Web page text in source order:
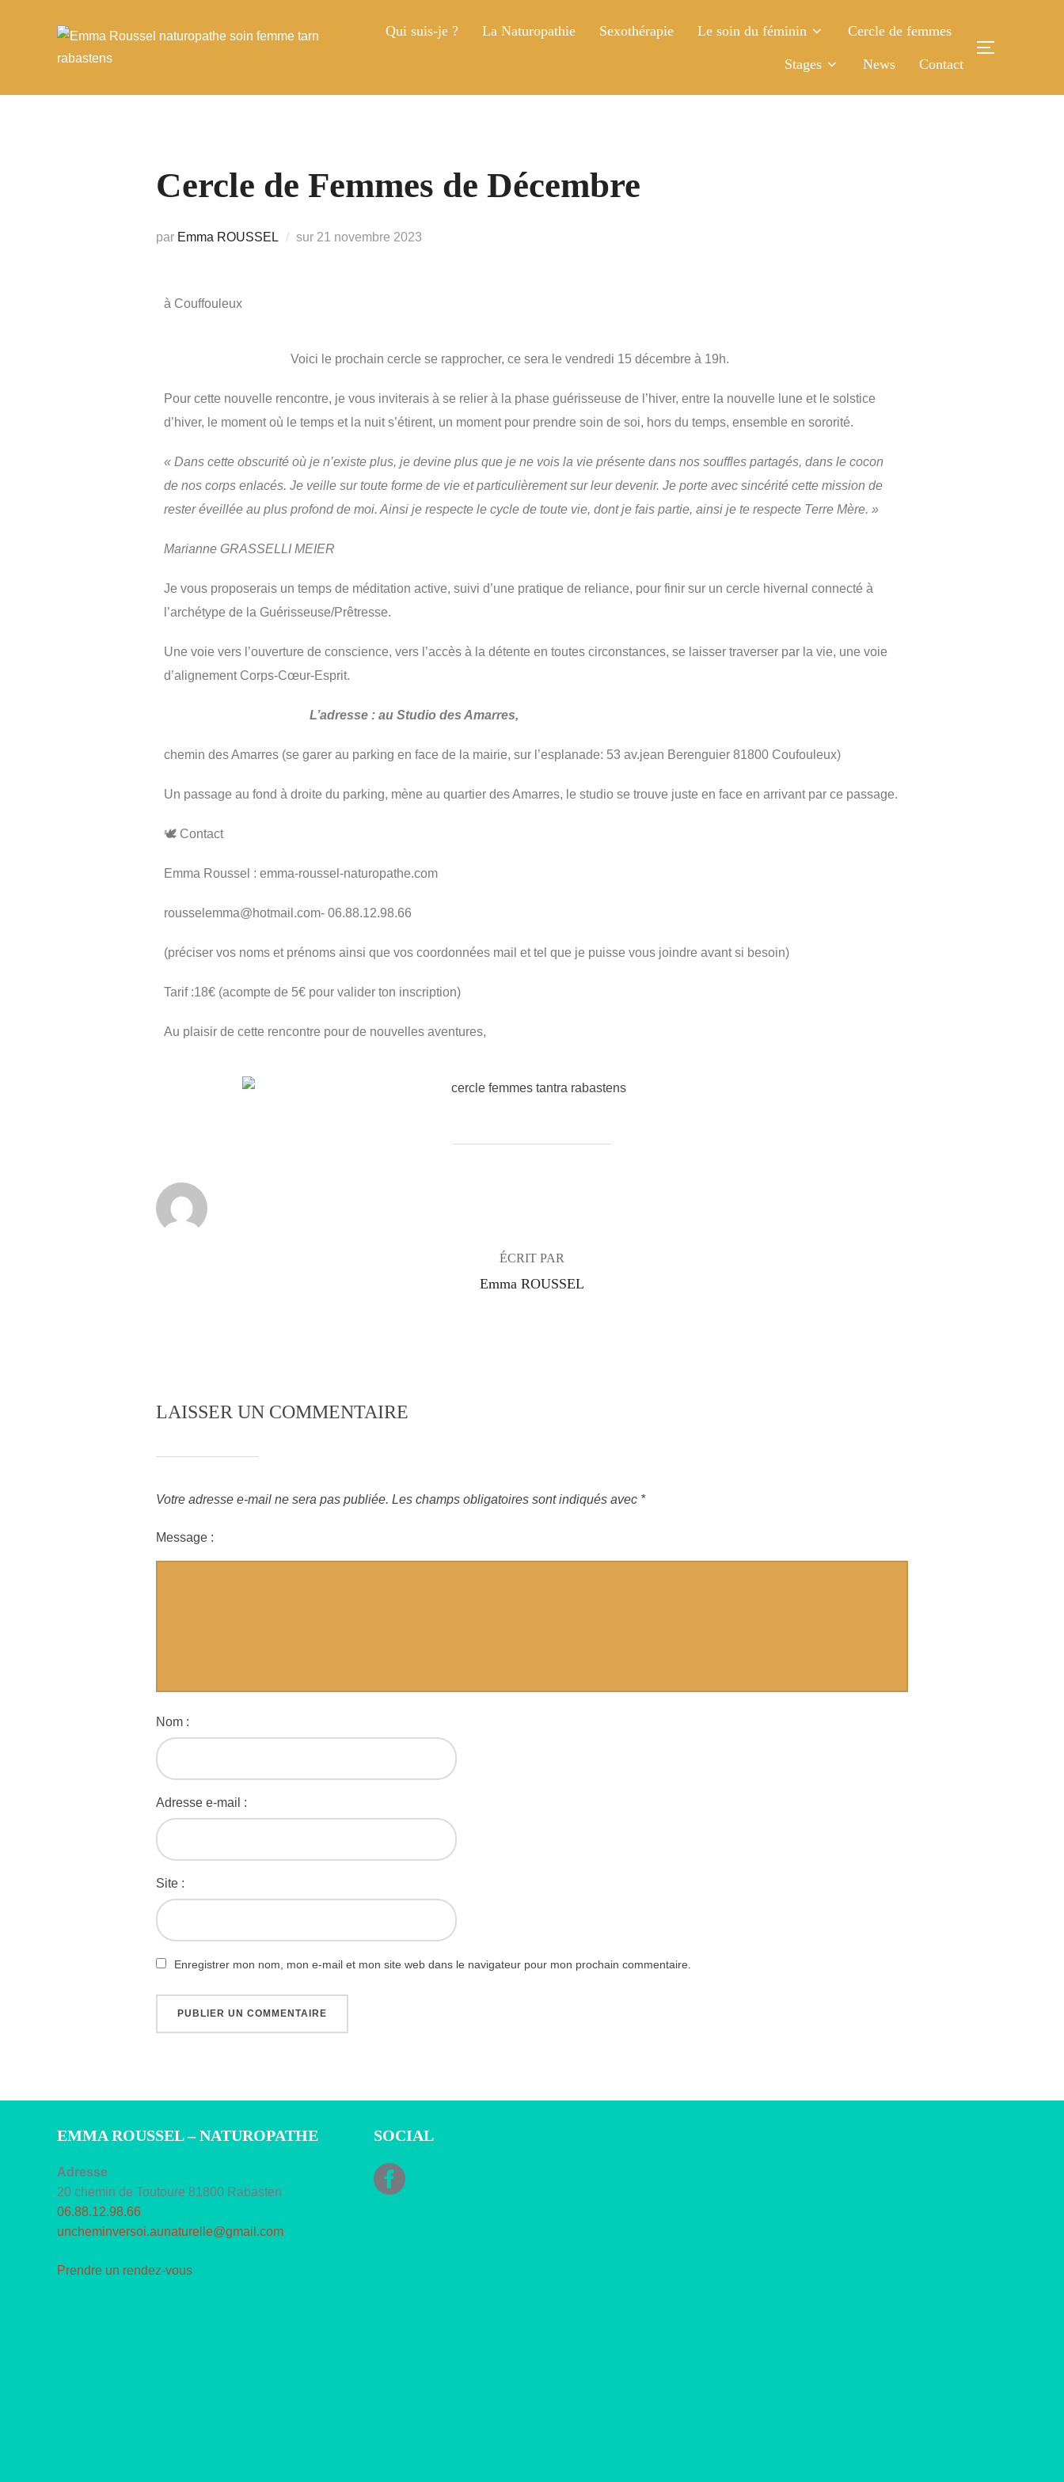
Qui suis-je ? La Naturopathie Sexothérapie Le soin du féminin Cercle de femmes
Stages News Contact
Cercle de Femmes de Décembre
par Emma ROUSSEL sur 21 novembre 2023
à Couffouleux
Voici le prochain cercle se rapprocher, ce sera le vendredi 15 décembre à 19h.
Pour cette nouvelle rencontre, je vous inviterais à se relier à la phase guérisseuse de l’hiver, entre la nouvelle lune et le solstice
d’hiver, le moment où le temps et la nuit s’étirent, un moment pour prendre soin de soi, hors du temps, ensemble en sororité.
« Dans cette obscurité où je n’existe plus, je devine plus que je ne vois la vie présente dans nos souffles partagés, dans le cocon
de nos corps enlacés. Je veille sur toute forme de vie et particulièrement sur leur devenir. Je porte avec sincérité cette mission de
rester éveillée au plus profond de moi. Ainsi je respecte le cycle de toute vie, dont je fais partie, ainsi je te respecte Terre Mère. »
Marianne GRASSELLI MEIER
Je vous proposerais un temps de méditation active, suivi d’une pratique de reliance, pour finir sur un cercle hivernal connecté à
l’archétype de la Guérisseuse/Prêtresse.
Une voie vers l’ouverture de conscience, vers l’accès à la détente en toutes circonstances, se laisser traverser par la vie, une voie
d’alignement Corps-Cœur-Esprit.
L’adresse : au Studio des Amarres,
chemin des Amarres (se garer au parking en face de la mairie, sur l’esplanade: 53 av.jean Berenguier 81800 Coufouleux)
Un passage au fond à droite du parking, mène au quartier des Amarres, le studio se trouve juste en face en arrivant par ce passage.
🕊 Contact
Emma Roussel : emma-roussel-naturopathe.com
rousselemma@hotmail.com- 06.88.12.98.66
(préciser vos noms et prénoms ainsi que vos coordonnées mail et tel que je puisse vous joindre avant si besoin)
Tarif :18€ (acompte de 5€ pour valider ton inscription)
Au plaisir de cette rencontre pour de nouvelles aventures,
ÉCRIT PAR
Emma ROUSSEL
LAISSER UN COMMENTAIRE
Votre adresse e-mail ne sera pas publiée. Les champs obligatoires sont indiqués avec *
Message :
Nom :
Adresse e-mail :
Site :
Enregistrer mon nom, mon e-mail et mon site web dans le navigateur pour mon prochain commentaire.
EMMA ROUSSEL – NATUROPATHE
Adresse
20 chemin de Toutoure 81800 Rabasten
06.88.12.98.66
uncheminversoi.aunaturelle@gmail.com
Prendre un rendez-vous
SOCIAL